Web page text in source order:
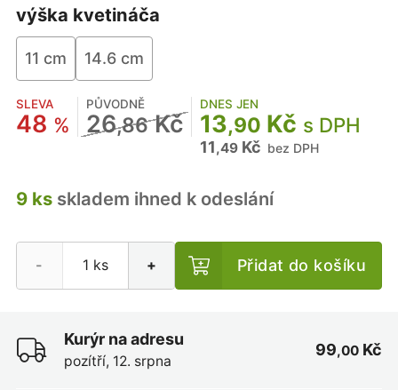
výška kvetináča
11 cm 14.6 cm
SLEVA
48 %
PŮVODNĚ
26,86Kč
DNES JEN
13,90 Kč s DPH
11,49Kč bez DPH
9 ksskladem ihned k odeslání
- + Přidat do košíku
Kurýr na adresu
pozítří, 12. srpna
99,00 Kč